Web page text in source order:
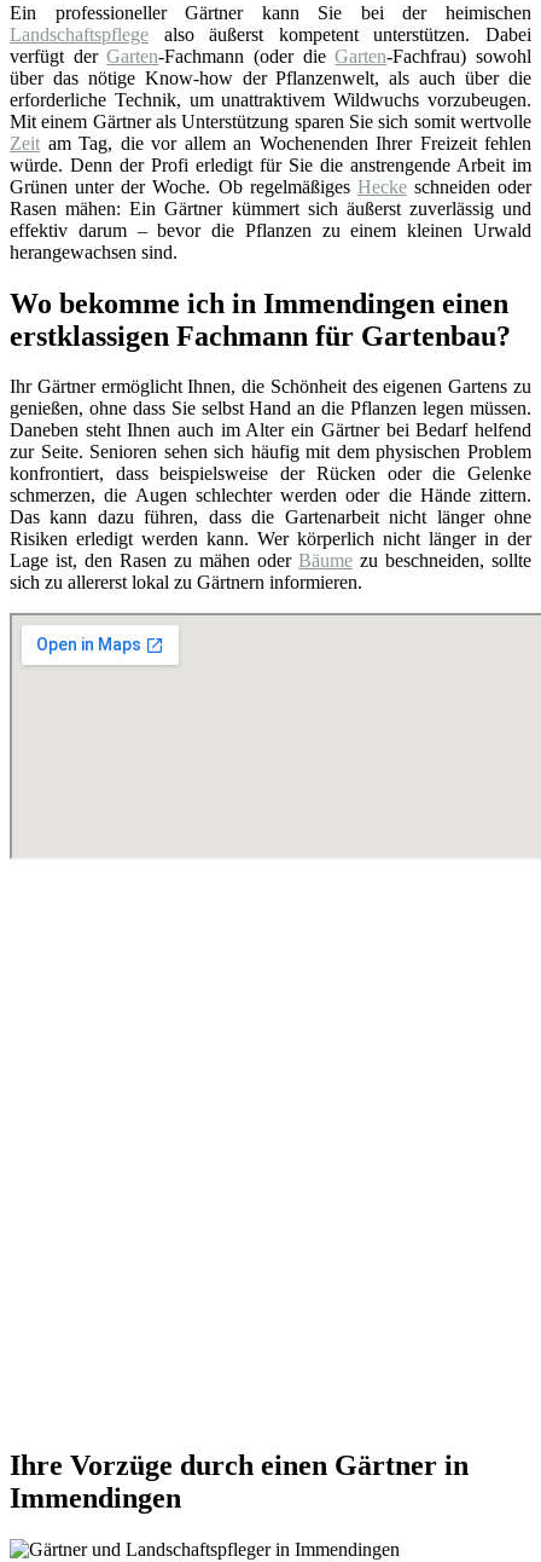
Ein professioneller Gärtner kann Sie bei der heimischen
Landschaftspflege also äußerst kompetent unterstützen. Dabei
verfügt derGarten-Fachmann (oder dieGarten-Fachfrau) sowohl
über das nötige Know-how der Pflanzenwelt, als auch über die
erforderliche Technik, um unattraktivem Wildwuchs vorzubeugen.
Mit einem Gärtner als Unterstützung sparen Sie sich somit wertvolle
Zeit am Tag, die vor allem an Wochenenden Ihrer Freizeit fehlen
würde. Denn der Profi erledigt für Sie die anstrengende Arbeit im
Grünen unter der Woche. Ob regelmäßiges Heckeschneiden oder
Rasen mähen: Ein Gärtner kümmert sich äußerst zuverlässig und
effektiv darum – bevor die Pflanzen zu einem kleinen Urwald
herangewachsen sind.
Wo bekomme ich in Immendingen einen
erstklassigen Fachmann für Gartenbau?
Ihr Gärtner ermöglicht Ihnen, die Schönheit des eigenen Gartens zu
genießen, ohne dass Sie selbst Hand an die Pflanzen legen müssen.
Daneben steht Ihnen auch im Alter ein Gärtner bei Bedarf helfend
zur Seite. Senioren sehen sich häufig mit dem physischen Problem
konfrontiert, dass beispielsweise der Rücken oder die Gelenke
schmerzen, die Augen schlechter werden oder die Hände zittern.
Das kann dazu führen, dass die Gartenarbeit nicht länger ohne
Risiken erledigt werden kann. Wer körperlich nicht länger in der
Lage ist, den Rasen zu mähen oder Bäume zu beschneiden, sollte
sich zu allererst lokal zu Gärtnern informieren.
Ihre Vorzüge durch einen Gärtner in
Immendingen